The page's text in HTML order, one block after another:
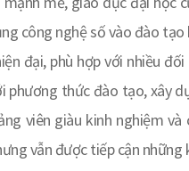
công nghệ số vào đào
đại, phù hợp với nhiều
phương thức đào tạo, xây
viên giàu kinh nghiệm
vẫn được tiếp cận